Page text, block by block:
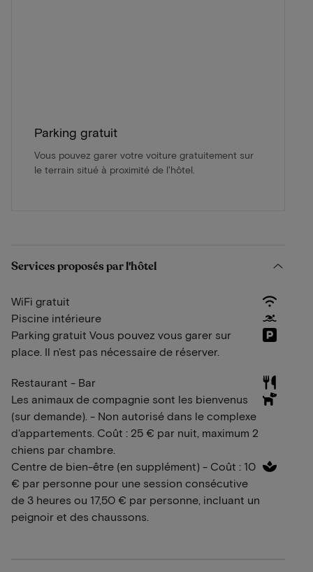
Parking gratuit
Vous pouvez garer votre voiture gratuitement sur
le terrain situé à proximité de l'hôtel.
Services proposés par l'hôtel
WiFi gratuit
Piscine intérieure
Parking gratuit Vous pouvez vous garer sur
place. Il n'est pas nécessaire de réserver.
Restaurant - Bar
Les animaux de compagnie sont les bienvenus
(sur demande). - Non autorisé dans le complexe
d'appartements. Coût : 25 € par nuit, maximum 2
chiens par chambre.
Centre de bien-être (en supplément) - Coût : 10
€ par personne pour une session consécutive
de 3 heures ou 17,50 € par personne, incluant un
peignoir et des chaussons.